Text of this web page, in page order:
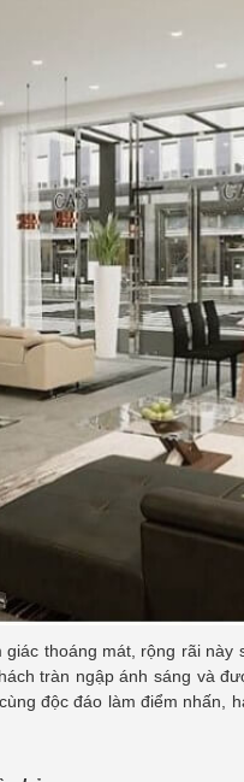
thoáng mát, rộng rãi
tràn ngập ánh sáng và
độc đáo làm điểm nhấn,